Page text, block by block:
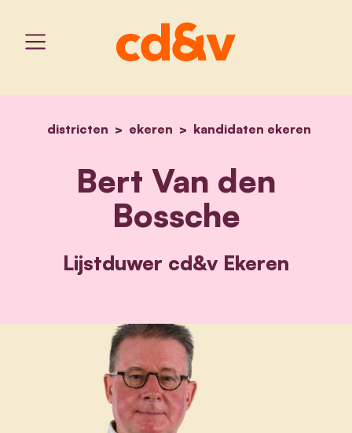
home
districten ekeren kandidaten ekeren
bert van den bossche
Bert Van den
Bossche
Lijstduwer cd&v Ekeren